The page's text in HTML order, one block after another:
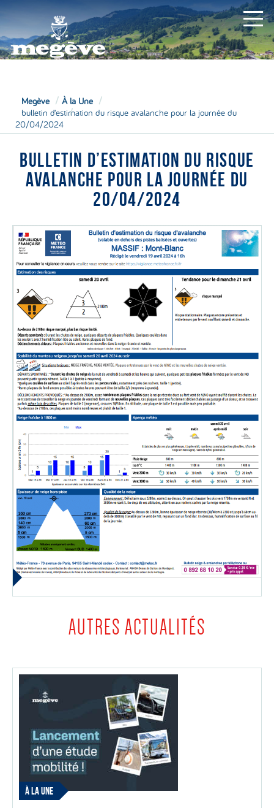
Megève
À la Une
bulletin d’estimation du risque avalanche pour la journée du
20/04/2024
BULLETIN D’ESTIMATION DU RISQUE
AVALANCHE POUR LA JOURNÉE DU
20/04/2024
AUTRES ACTUALITÉS
À LA UNE